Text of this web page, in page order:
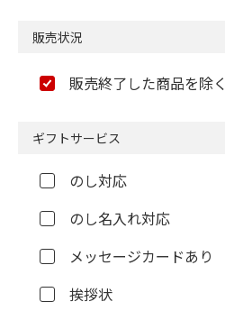
販売状況
販売終了した商品を除く
ギフトサービス
のし対応
のし名入れ対応
メッセージカードあり
挨拶状